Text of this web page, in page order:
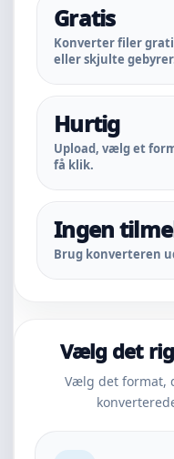
Gratis
Konverter filer
eller skjulte
Hurtig
Upload, vælg et
få klik.
Ingen
Brug konverteren
Vælg det
Vælg det format,